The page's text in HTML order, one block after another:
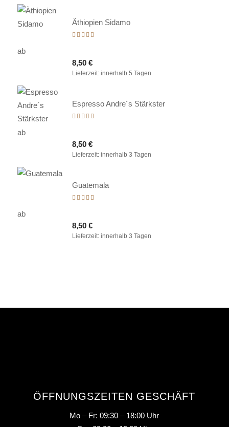
Äthiopien Sidamo
von 5
ab
8,50 €
Lieferzeit: innerhalb 5 Tagen
Espresso Andre´s Stärkster
von 5
ab
8,50 €
Lieferzeit: innerhalb 3 Tagen
Guatemala
von 5
ab
8,50 €
Lieferzeit: innerhalb 3 Tagen
ÖFFNUNGSZEITEN GESCHÄFT
Mo – Fr: 09:30 – 18:00 Uhr